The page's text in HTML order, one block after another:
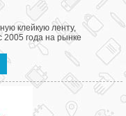
клейкую ленту,
года на рынке